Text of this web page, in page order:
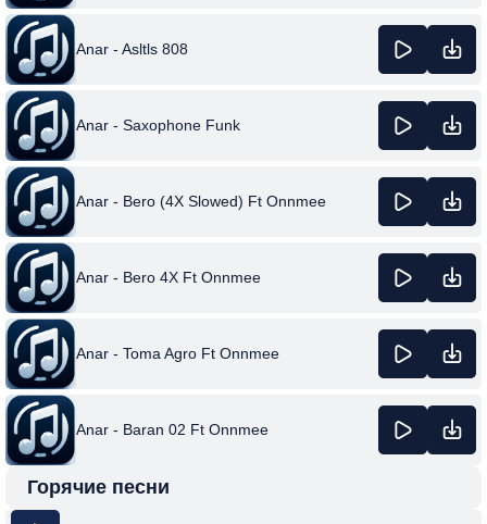
Anar - Asltls 808
Anar - Saxophone Funk
Anar - Bero (4X Slowed) Ft Onnmee
Anar - Bero 4X Ft Onnmee
Anar - Toma Agro Ft Onnmee
Anar - Baran 02 Ft Onnmee
Горячие песни